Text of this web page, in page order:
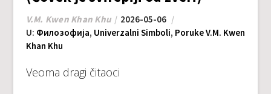
V.M. Kwen Khan Khu
2026-05-06
U: Филозофија, Univerzalni Simboli, Poruke V.M. Kwen
Khan Khu
Veoma dragi čitaoci